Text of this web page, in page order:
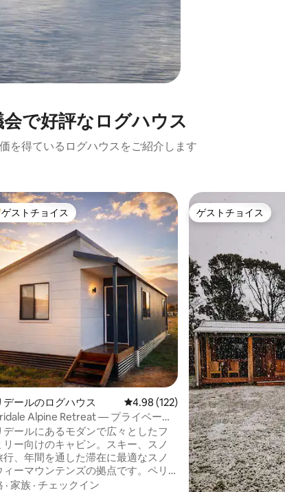
で好評なログハウス
を得ているログハウスをご紹介します
5つ星中5つ星の平均評価
評のゲストチョイスです。
ゲストチョイス
デールのログハウス レビュー122件、5つ星中4.98つ星
4.98 (122)
Alpine Retreat — プライベート
ビン無料Wi-Fi
デールにあるモダンで広々としたフ
リー向けのキャビン。スキー、スノ
行、年間を通した滞在に最適なスノ
ィーマウンテンズの拠点です。ペリ
ーとスレッドボへのアクセスが便
· 家族 · チェックイン
ゲストチョイス
ゲストチョイス